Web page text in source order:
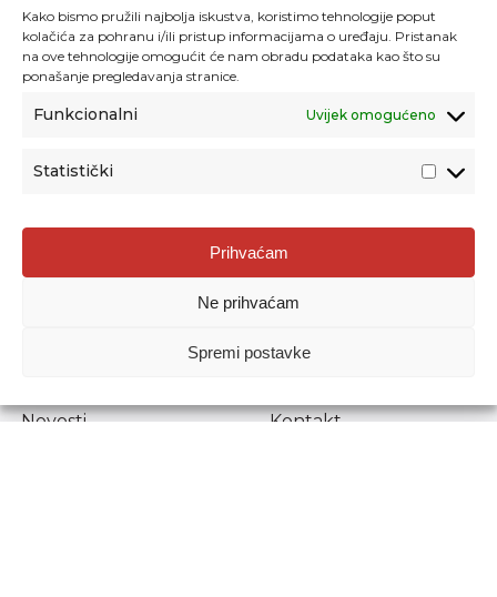
Kako bismo pružili najbolja iskustva, koristimo tehnologije poput
kolačića za pohranu i/ili pristup informacijama o uređaju. Pristanak
na ove tehnologije omogućit će nam obradu podataka kao što su
ponašanje pregledavanja stranice.
Funkcionalni Uvijek omogućeno
Statistički
Prihvaćam
Ne prihvaćam
Spremi postavke
Agencija za odgoj i obrazovanje
Donje Svetice 38, 10000 Zagreb
1778129
Prenošenje sadržaja dopušteno je uz navođenje izvora.
Novosti
Kontakt